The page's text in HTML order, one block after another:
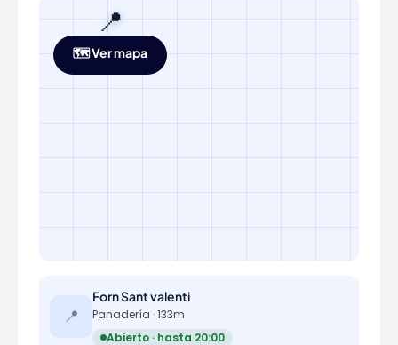
📍
🗺️ Ver mapa
📍
Forn Sant valenti
Panadería · 133m
Abierto · hasta 20:00